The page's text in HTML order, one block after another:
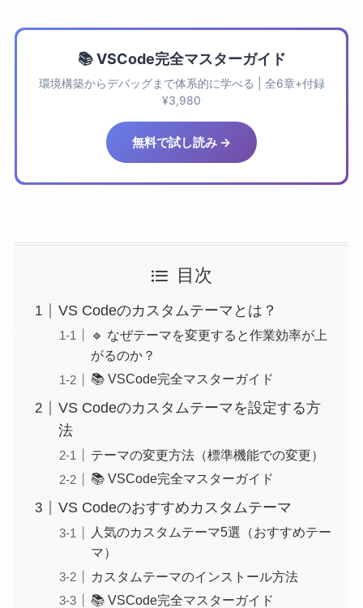
📚 VSCode完全マスターガイド
環境構築からデバッグまで体系的に学べる | 全6章+付録
¥3,980
無料で試し読み →
目次
VS Codeのカスタムテーマとは？
🔹 なぜテーマを変更すると作業効率が上
がるのか？
📚 VSCode完全マスターガイド
VS Codeのカスタムテーマを設定する方
法
テーマの変更方法（標準機能での変更）
📚 VSCode完全マスターガイド
VS Codeのおすすめカスタムテーマ
人気のカスタムテーマ5選（おすすめテー
マ）
カスタムテーマのインストール方法
📚 VSCode完全マスターガイド